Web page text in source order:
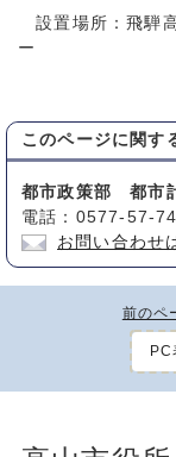
設置場所：飛騨
ー
このページに関す
都市政策部 都市
電話：0577-57-
お問い合わせ
前のペ
PC